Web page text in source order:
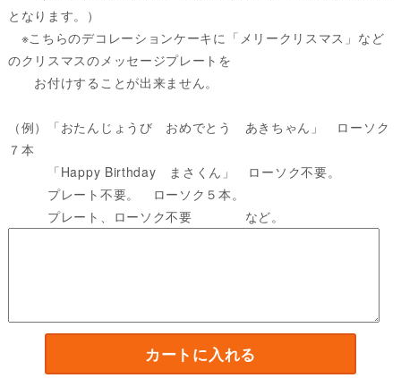
となります。）
※こちらのデコレーションケーキに「メリークリスマス」など
のクリスマスのメッセージプレートを
お付けすることが出来ません。
（例）「おたんじょうび おめでとう あきちゃん」 ローソク
７本
「Happy Birthday まさくん」 ローソク不要。
プレート不要。 ローソク５本。
プレート、ローソク不要 など。
カートに入れる